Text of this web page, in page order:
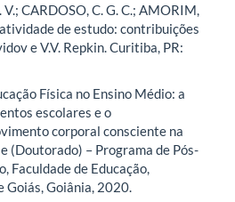
CARDOSO, C. G. C.; AMORIM,
atividade de estudo: contribuições
e V.V. Repkin. Curitiba, PR:
Física no Ensino Médio: a
escolares e o
corporal consciente na
(Doutorado) – Programa de Pós-
Faculdade de Educação,
Goiás, Goiânia, 2020.